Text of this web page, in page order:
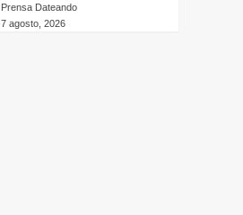
Prensa Dateando
7 agosto, 2026